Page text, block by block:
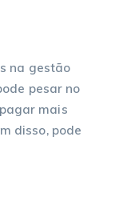
na gestão
pesar no
mais
disso, pode